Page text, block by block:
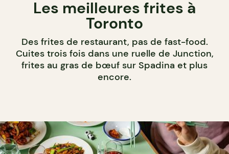
Les meilleures frites à
Toronto
Des frites de restaurant, pas de fast-food.
Cuites trois fois dans une ruelle de Junction,
frites au gras de bœuf sur Spadina et plus
encore.